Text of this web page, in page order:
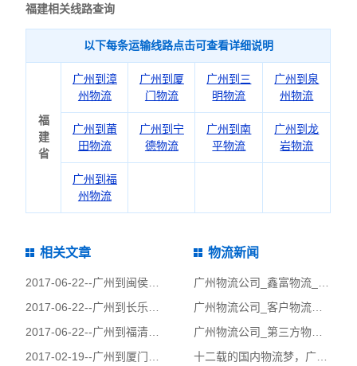
福建相关线路查询
以下每条运输线路点击可查看详细说明
福
建
省
广州到漳
州物流
广州到厦
门物流
广州到三
明物流
广州到泉
州物流
广州到莆
田物流
广州到宁
德物流
广州到南
平物流
广州到龙
岩物流
广州到福
州物流
相关文章
2017-06-22--广州到闽侯县物流公司|广州到闽侯县货运公司
2017-06-22--广州到长乐物流公司|广州到长乐货运公司
2017-06-22--广州到福清物流公司|广州到福清货运公司
2017-02-19--广州到厦门物流公司|广州到厦门货运公司
物流新闻
广州物流公司_鑫富物流_第三方物流项目的合同管理!
广州物流公司_客户物流服务方案的内容要点!
广州物流公司_第三方物流项目招标方式_鑫富物流
十二载的国内物流梦，广州物流公司|鑫富物流的风风雨雨